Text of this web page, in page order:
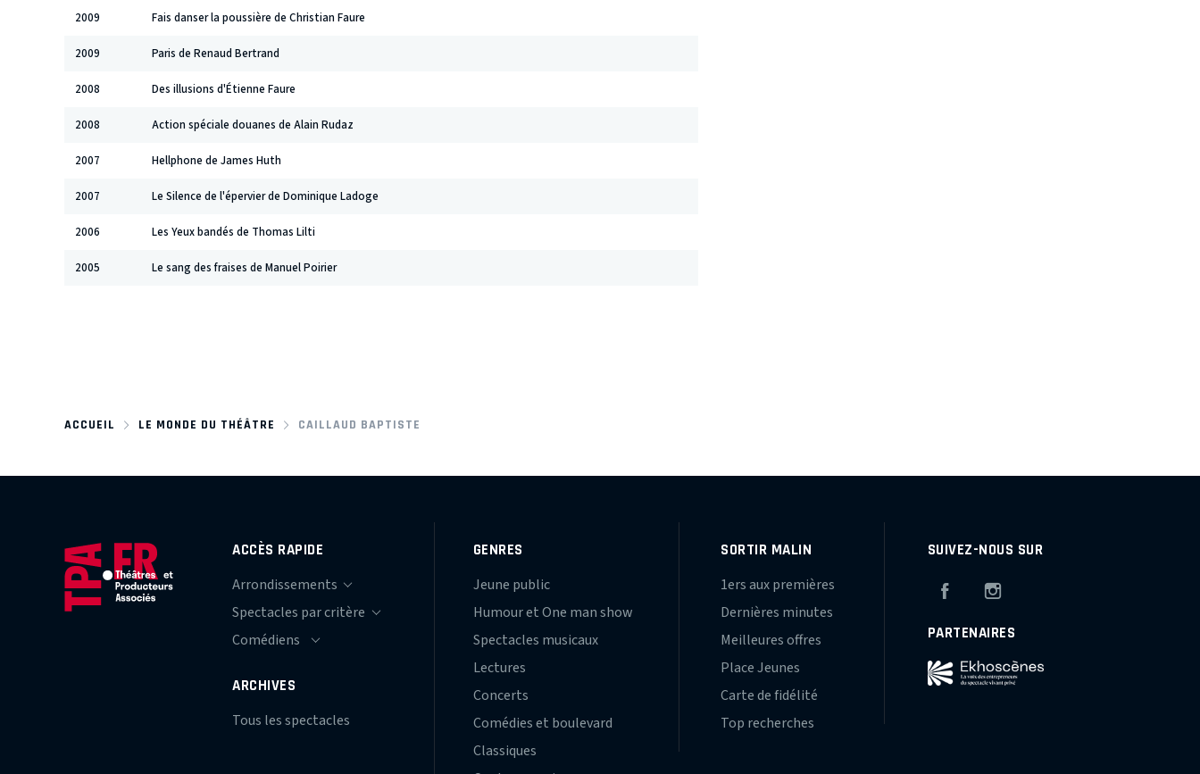
2009 Fais danser la poussière de Christian Faure
2009 Paris de Renaud Bertrand
2008 Des illusions d'Étienne Faure
2008 Action spéciale douanes de Alain Rudaz
2007 Hellphone de James Huth
2007 Le Silence de l'épervier de Dominique Ladoge
2006 Les Yeux bandés de Thomas Lilti
2005 Le sang des fraises de Manuel Poirier
ACCUEIL LE MONDE DU THÉÂTRE CAILLAUD BAPTISTE
ACCÈS RAPIDE
ARCHIVES
Tous les spectacles
GENRES
Jeune public
Humour et One man show
Spectacles musicaux
Lectures
Concerts
Comédies et boulevard
Classiques
SORTIR MALIN
1ers aux premières
Dernières minutes
Meilleures offres
Place Jeunes
Carte de fidélité
Top recherches
SUIVEZ-NOUS SUR
Facebook
PARTENAIRES